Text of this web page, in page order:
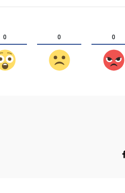
0 0 0